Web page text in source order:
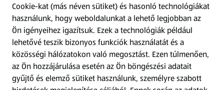
Kérdőív
Fizetési lehetőségek
ALDI utalványok
Cookie-kat (más néven sütiket) és hasonló technológiákat
használunk, hogy weboldalunkat a lehető legjobban az
Ön igényeihez igazítsuk. Ezek a technológiák például
lehetővé teszik bizonyos funkciók használatát és a
közösségi hálózatokon való megosztást. Ezen túlmenően,
az Ön hozzájárulása esetén az Ön böngészési adatait
gyűjtő és elemző sütiket használunk, személyre szabott